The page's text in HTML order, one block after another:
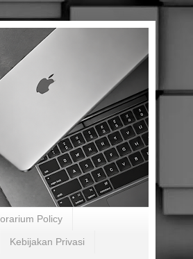
Policy
Kebijakan Privasi